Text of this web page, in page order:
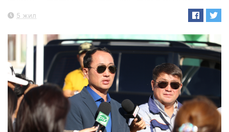
5 жил